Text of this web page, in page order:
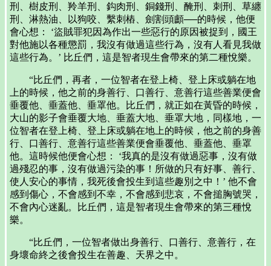
刑、樹皮刑、羚羊刑、鈎肉刑、銅錢刑、醃刑、刺刑、草纏
刑、淋熱油、以狗咬、繫刺樁、劍割頭顱──的時候，他便
會心想： ‘盜賊罪犯因為作出一些惡行的原因被捉到，國王
對他施以各種懲罰，我沒有做過這些行為，沒有人看見我做
這些行為。’ 比丘們，這是智者現生會帶來的第二種悅樂。
“比丘們，再者，一位智者在登上椅、登上床或躺在地
上的時候，他之前的身善行、口善行、意善行這些善業便會
垂覆他、垂蓋他、垂罩他。比丘們，就正如在黃昏的時候，
大山的影子會垂覆大地、垂蓋大地、垂罩大地，同樣地，一
位智者在登上椅、登上床或躺在地上的時候，他之前的身善
行、口善行、意善行這些善業便會垂覆他、垂蓋他、垂罩
他。這時候他便會心想： ‘我真的是沒有做過惡事，沒有做
過殘忍的事，沒有做過污染的事！所做的只有好事、善行、
使人安心的事情，我死後會投生到這些趣別之中！’ 他不會
感到傷心，不會感到不幸，不會感到悲哀，不會搥胸號哭，
不會內心迷亂。比丘們，這是智者現生會帶來的第三種悅
樂。
“比丘們，一位智者做出身善行、口善行、意善行，在
身壞命終之後會投生在善趣、天界之中。